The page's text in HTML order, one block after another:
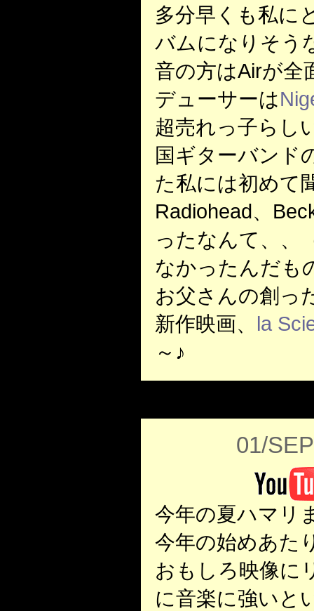
多分早くも私に
バムになりそう
音の方はAirが全
デューサーは
超売れっ子らし
国ギターバンド
た私には初めて
Radiohead、
ったなんて、、
なかったんだも
お父さんの創っ
新作映画、 la
～♪
01/
今年の夏ハマリ
今年の始めあた
おもしろ映像に
に音楽に強いと